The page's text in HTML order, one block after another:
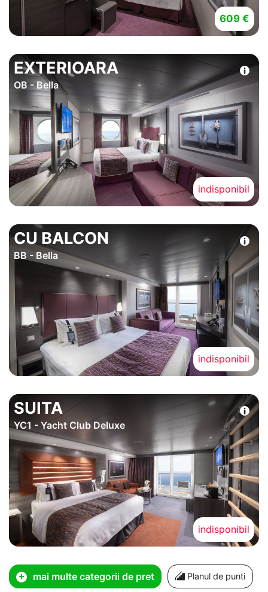
609 €
EXTERIOARA
OB - Bella
indisponibil
CU BALCON
BB - Bella
indisponibil
SUITA
YC1 - Yacht Club Deluxe
indisponibil
mai multe categorii de pret Planul de punti